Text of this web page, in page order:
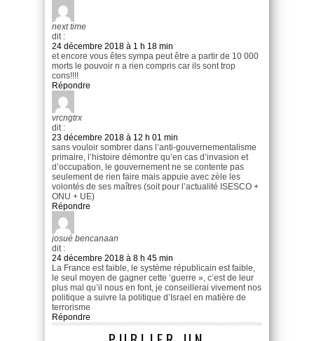
next time
dit :
24 décembre 2018 à 1 h 18 min
et encore vous êtes sympa peut être a partir de 10 000
morts le pouvoir n a rien compris car ils sont trop
cons!!!!
Répondre
vrcngtrx
dit :
23 décembre 2018 à 12 h 01 min
sans vouloir sombrer dans l’anti-gouvernementalisme
primaire, l’histoire démontre qu’en cas d’invasion et
d’occupation, le gouvernement ne se contente pas
seulement de rien faire mais appuie avec zèle les
volontés de ses maîtres (soit pour l’actualité ISESCO +
ONU + UE)
Répondre
josué bencanaan
dit :
24 décembre 2018 à 8 h 45 min
La France est faible, le système républicain est faible,
le seul moyen de gagner cette ‘guerre », c’est de leur
plus mal qu’il nous en font, je conseillerai vivement nos
politique a suivre la politique d’Israel en matière de
terrorisme
Répondre